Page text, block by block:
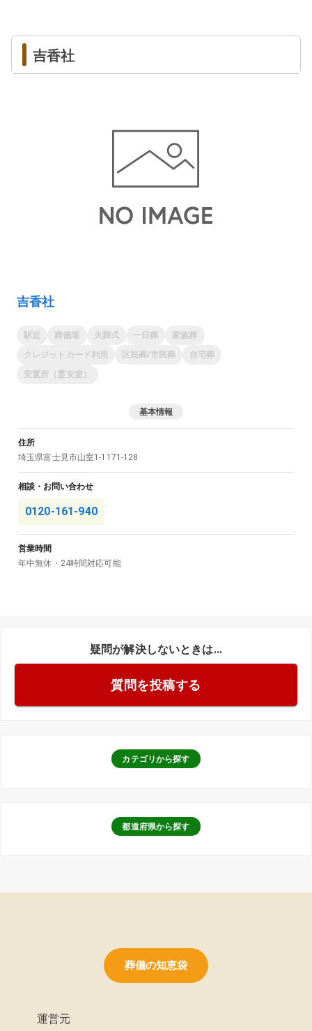
吉香社
吉香社
駅近 葬儀場 火葬式 一日葬
家族葬
クレジットカード利用
区民葬/市民葬
自宅葬
安置所（霊安室）
基本情報
住所
埼玉県富士見市山室1-1171-128
相談・お問い合わせ
0120-161-940
営業時間
年中無休・24時間対応可能
疑問が解決しないときは...
質問を投稿する
カテゴリから探す
都道府県から探す
葬儀の知恵袋
運営元